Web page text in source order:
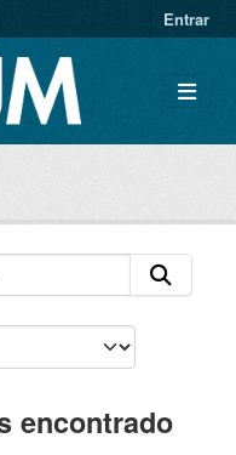
Entrar
encontrado